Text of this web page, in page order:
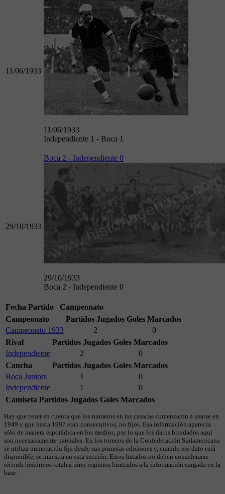
11/06/1933
11/06/1933
Independiente 1 - Boca 1
29/10/1933
Boca 2 - Independiente 0
29/10/1933
Boca 2 - Independiente 0
Fecha Partido
Campeonato
Campeonato
Partidos Jugados Goles Marcados
Campeonato 1933
2
0
Rival
Partidos Jugados Goles Marcados
Independiente
2
0
Cancha
Partidos Jugados Goles Marcados
Boca Juniors
1
0
Independiente
1
0
Camiseta Partidos Jugados Goles Marcados
Hay que tener en cuenta que los números en las casacas comenzaron a usarse en
1949 y que hasta 1997 eran consecutivos, no fijos. Esa información aparecía
sólo de manera esporádica en los medios, por lo que los datos brindados aquí
son necesariamente parciales. En los torneos de la Confederación Sudamericana
se utiliza numeración fija desde sus primeras ediciones y, cuando ese dato está
disponible, se muestra en esta sección. Estos listados no deben considerarse
récords históricos totales, sino registros limitados a la información cargada en la
base.